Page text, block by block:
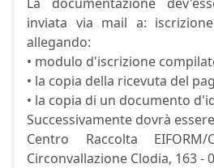
inviata via mail a:
allegando:
• modulo d'iscrizione
• la copia della ricevuta del
• la copia di un documento
Successivamente dovrà
Centro Raccolta EIFORM/
Circonvallazione Clodia, 163 -